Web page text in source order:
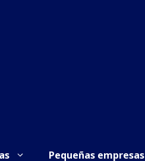
Pequeñas empresas